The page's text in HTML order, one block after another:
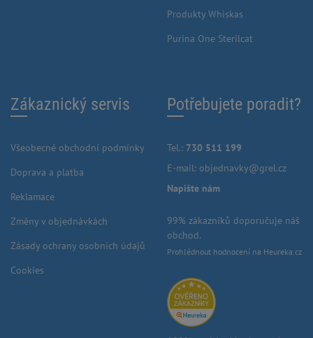
Produkty Whiskas
Purina One Sterilcat
Zákaznický servis
Všeobecné obchodní podmínky
Doprava a platba
Reklamace
Změny v objednávkách
Zásady ochrany osobních údajů
Cookies
Potřebujete poradit?
Tel.: 730 511 199
E-mail: objednavky@grel.cz
Napište nám
99% zákazníků doporučuje náš
obchod.
Prohlédnout hodnocení na Heureka.cz